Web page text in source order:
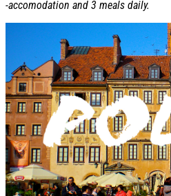
-accomodation and 3 meals daily.